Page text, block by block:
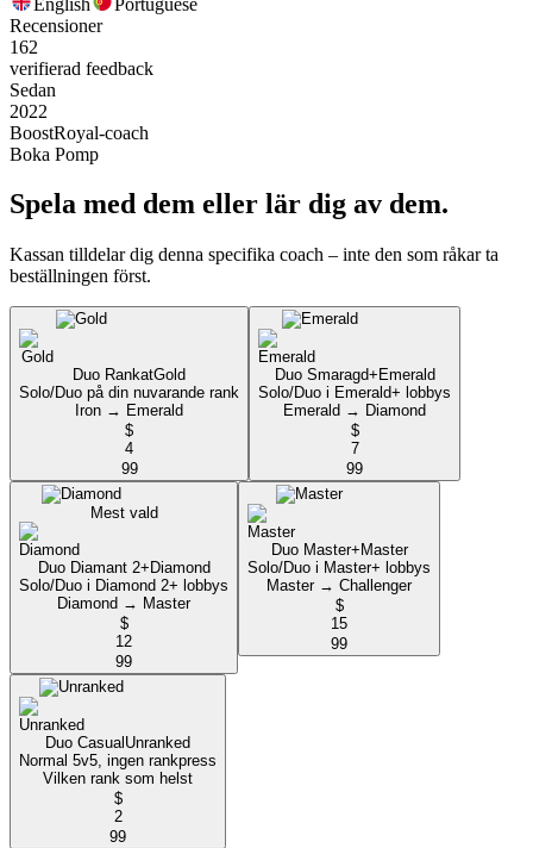
Recensioner
162
verifierad feedback
Sedan
2022
BoostRoyal-coach
Boka Pomp
Spela med dem eller lär dig av dem.
Kassan tilldelar dig denna specifika coach – inte den som råkar ta
beställningen först.
Duo RankatGold
Solo/Duo på din nuvarande rank
Iron → Emerald
$
4
99
Duo Smaragd+ Emerald
Solo/Duo i Emerald+ lobbys
Emerald → Diamond
$
7
99
Mest vald
Duo Diamant 2+ Diamond
Solo/Duo i Diamond 2+ lobbys
Diamond → Master
$
12
99
Duo Master+ Master
Solo/Duo i Master+ lobbys
Master → Challenger
$
15
99
Duo Casual Unranked
Normal 5v5, ingen rankpress
Vilken rank som helst
$
2
99